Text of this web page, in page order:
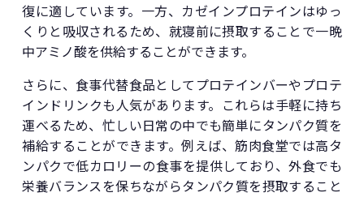
復に適しています。一方、カゼインプロテインはゆっ
くりと吸収されるため、就寝前に摂取することで一晩
中アミノ酸を供給することができます。
さらに、食事代替食品としてプロテインバーやプロテ
インドリンクも人気があります。これらは手軽に持ち
運べるため、忙しい日常の中でも簡単にタンパク質を
補給することができます。例えば、筋肉食堂では高タ
ンパクで低カロリーの食事を提供しており、外食でも
栄養バランスを保ちながらタンパク質を摂取すること